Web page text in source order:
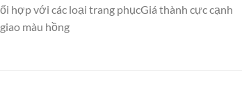
hợp với các loại trang phụcGiá thành cực cạnh
màu hồng